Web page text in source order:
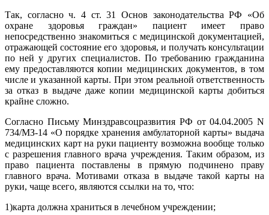
Так, согласно ч. 4 ст. 31 Основ законодательства РФ «Об
охране здоровья граждан» пациент имеет право
непосредственно знакомиться с медицинской документацией,
отражающей состояние его здоровья, и получать консультации
по ней у других специалистов. По требованию гражданина
ему предоставляются копии медицинских документов, в том
числе и указанной карты. При этом реальной ответственность
за отказ в выдаче даже копии медицинской карты добиться
крайне сложно.
Согласно Письму Минздравсоцразвития РФ от 04.04.2005 N
734/МЗ-14 «О порядке хранения амбулаторной карты» выдача
медицинских карт на руки пациенту возможна вообще только
с разрешения главного врача учреждения. Таким образом, из
право пациента поставлены в прямую подчинено праву
главного врача. Мотивами отказа в выдаче такой карты на
руки, чаще всего, являются ссылки на то, что:
1)карта должна храниться в лечебном учреждении;